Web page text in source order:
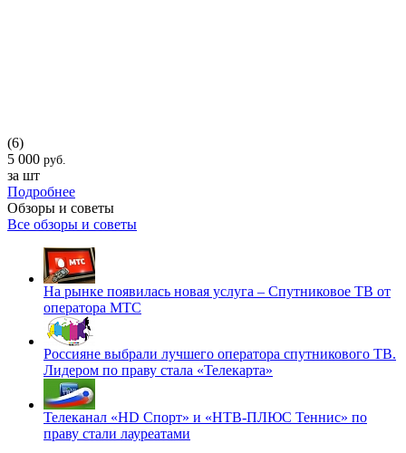
(6)
5 000 руб.
за шт
Подробнее
Обзоры и советы
Все обзоры и советы
На рынке появилась новая услуга – Спутниковое ТВ от
оператора МТС
Россияне выбрали лучшего оператора спутникового ТВ.
Лидером по праву стала «Телекарта»
Телеканал «HD Спорт» и «НТВ-ПЛЮС Теннис» по
праву стали лауреатами